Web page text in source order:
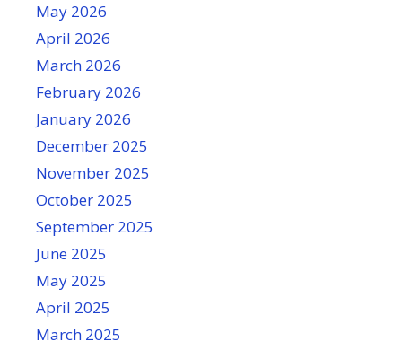
May 2026
April 2026
March 2026
February 2026
January 2026
December 2025
November 2025
October 2025
September 2025
June 2025
May 2025
April 2025
March 2025